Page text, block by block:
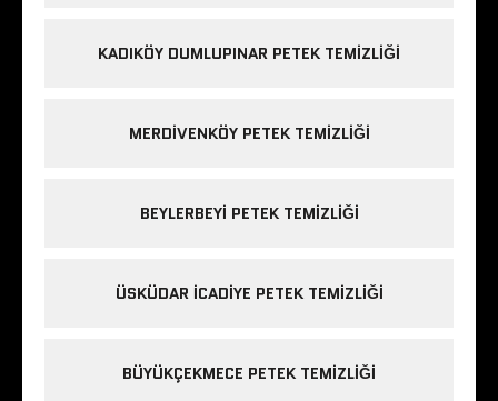
KADIKÖY DUMLUPINAR PETEK TEMIZLIĞI
MERDIVENKÖY PETEK TEMIZLIĞI
BEYLERBEYI PETEK TEMIZLIĞI
ÜSKÜDAR ICADIYE PETEK TEMIZLIĞI
BÜYÜKÇEKMECE PETEK TEMIZLIĞI